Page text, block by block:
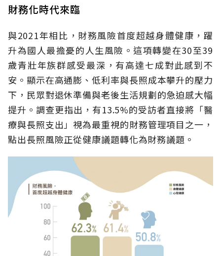
財務化時代來臨
與2021年相比，財務風險首度超越身體健康，躍
升為國人最擔憂的人生風險。這項轉變在30至39
歲青壯年族群感受最深，有高達七成對此感到不
安。顯示在高通膨、低利率與長照成本攀升的壓力
下，民眾對退休準備與老後生活規劃的急迫感大幅
提升。調查更指出，有13.5%的受訪者直接將「醫
療與長照支出」視為最重視的財務管理項目之一，
點出長照風險正從健康議題轉化為財務議題。